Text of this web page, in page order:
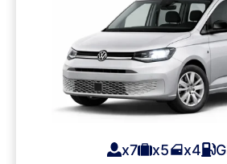
x7 x5 x4 G